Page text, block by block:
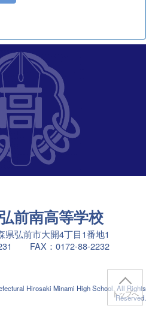
前南高等学校
弘前市大開4丁目1番地1
FAX：0172-88-2232
Hirosaki Minami High School. All Rights
Reserved.
トップへ